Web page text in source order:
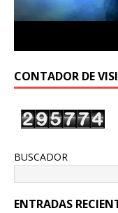
CONTADOR DE
BUSCADOR
ENTRADAS